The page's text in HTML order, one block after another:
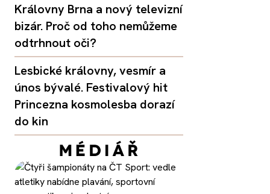
Královny Brna a nový televizní
bizár. Proč od toho nemůžeme
odtrhnout oči?
Lesbické královny, vesmír a
únos bývalé. Festivalový hit
Princezna kosmolesba dorazí
do kin